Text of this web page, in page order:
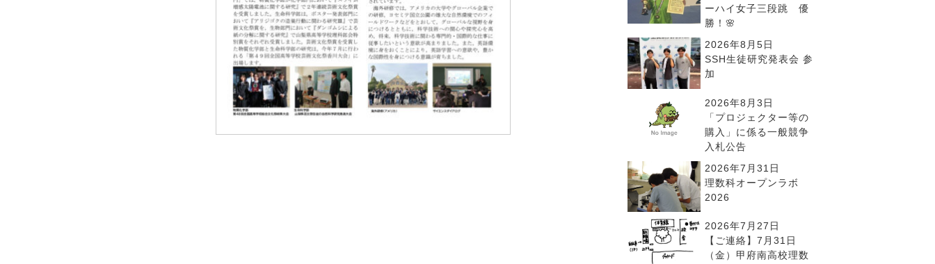
ーハイ女子三段跳 優
勝！🌸
2026年8月5日
SSH生徒研究発表会 参
加
2026年8月3日
「プロジェクター等の
購入」に係る一般競争
入札公告
2026年7月31日
理数科オープンラボ
2026
2026年7月27日
【ご連絡】7月31日
（金）甲府南高校理数